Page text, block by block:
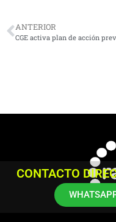
ANTERIOR
CGE activa plan de acción
CONTACTO